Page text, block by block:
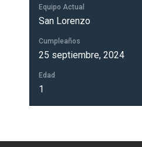
Equipo Actual
San Lorenzo
Cumpleaños
25 septiembre, 2024
Edad
1